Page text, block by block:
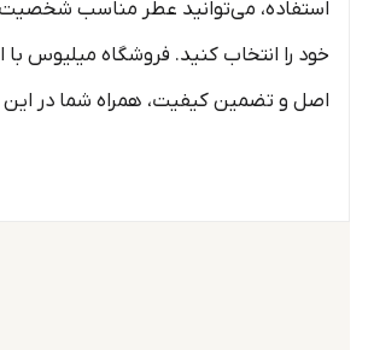
استفاده، می‌توانید عطر مناسب
خود را انتخاب کنید. فروشگاه میلیوس با
اصل و تضمین کیفیت، همراه شما در